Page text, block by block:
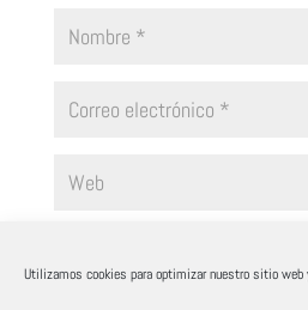
Utilizamos cookies para optimizar nuestro sitio web
para la próxima vez que comente.